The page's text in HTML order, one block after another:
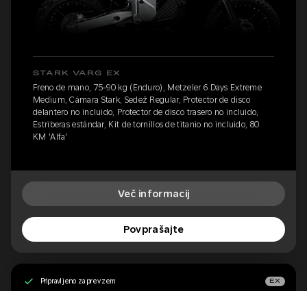
STARK VARG EX
Freno de mano, 75-90 kg (Enduro), Metzeler 6 Days Extreme
Medium, Cámara Stark, Sedež Regular, Protector de disco
delantero no incluido, Protector de disco trasero no incluido,
Estriberas estándar, Kit de tornillos de titanio no incluido, 80
KM 'Alfa'
Več informacij
Povprašajte
Pripravljeno za prevzem EX